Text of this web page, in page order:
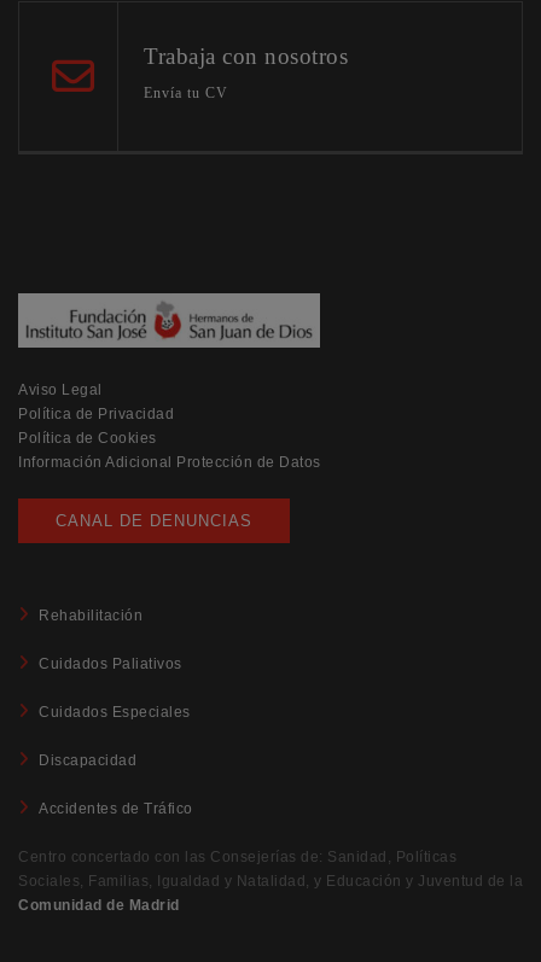
Trabaja con nosotros
Envía tu CV
Aviso Legal
Política de Privacidad
Política de Cookies
Información Adicional Protección de Datos
CANAL DE DENUNCIAS
Rehabilitación
Cuidados Paliativos
Cuidados Especiales
Discapacidad
Accidentes de Tráfico
Centro concertado con las Consejerías de: Sanidad, Políticas
Sociales, Familias, Igualdad y Natalidad, y Educación y Juventud de la
Comunidad de Madrid